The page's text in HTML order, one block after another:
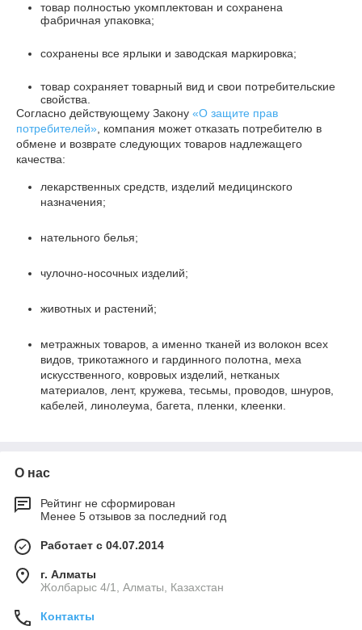
товар полностью укомплектован и сохранена
фабричная упаковка;
сохранены все ярлыки и заводская маркировка;
товар сохраняет товарный вид и свои потребительские
свойства.
Согласно действующему Закону «О защите прав
потребителей» , компания может отказать потребителю в
обмене и возврате следующих товаров надлежащего
качества:
лекарственных средств, изделий медицинского
назначения;
нательного белья;
чулочно-носочных изделий;
животных и растений;
метражных товаров, а именно тканей из волокон всех
видов, трикотажного и гардинного полотна, меха
искусственного, ковровых изделий, нетканых
материалов, лент, кружева, тесьмы, проводов, шнуров,
кабелей, линолеума, багета, пленки, клеенки.
О нас
Рейтинг не сформирован
Менее 5 отзывов за последний год
Работает с 04.07.2014
г. Алматы
Жолбарыс 4/1, Алматы, Казахстан
Контакты